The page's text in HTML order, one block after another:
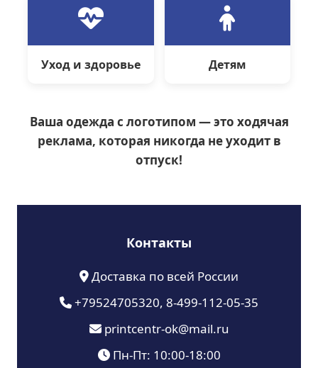
Уход и здоровье Детям
Ваша одежда с логотипом — это ходячая
реклама, которая никогда не уходит в
отпуск!
Контакты
Доставка по всей России
+79524705320, 8-499-112-05-35
printcentr-ok@mail.ru
Пн-Пт: 10:00-18:00